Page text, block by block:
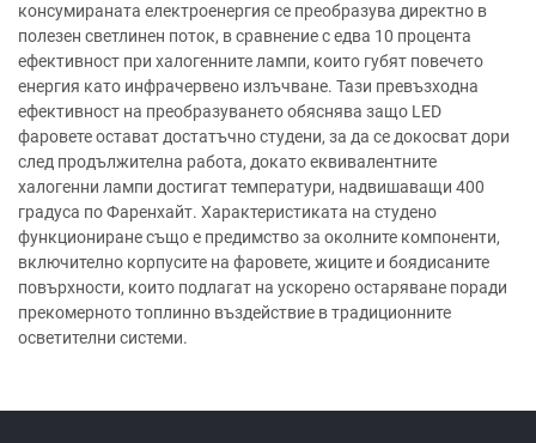
консумираната електроенергия се преобразува директно в
полезен светлинен поток, в сравнение с едва 10 процента
ефективност при халогенните лампи, които губят повечето
енергия като инфрачервено излъчване. Тази превъзходна
ефективност на преобразуването обяснява защо LED
фаровете остават достатъчно студени, за да се докосват дори
след продължителна работа, докато еквивалентните
халогенни лампи достигат температури, надвишаващи 400
градуса по Фаренхайт. Характеристиката на студено
функциониране също е предимство за околните компоненти,
включително корпусите на фаровете, жиците и боядисаните
повърхности, които подлагат на ускорено остаряване поради
прекомерното топлинно въздействие в традиционните
осветителни системи.